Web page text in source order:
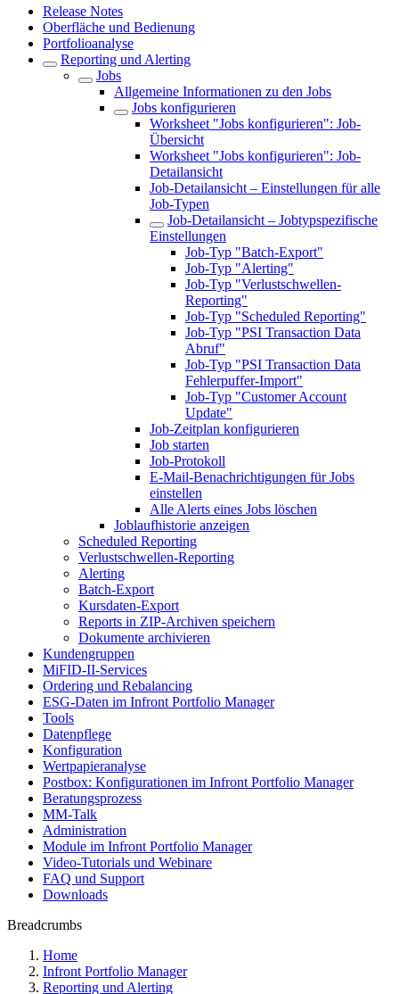
Release Notes
Oberfläche und Bedienung
Portfolioanalyse
Reporting und Alerting
Jobs
Allgemeine Informationen zu den Jobs
Jobs konfigurieren
Worksheet "Jobs konfigurieren": Job-
Übersicht
Worksheet "Jobs konfigurieren": Job-
Detailansicht
Job-Detailansicht – Einstellungen für alle
Job-Typen
Job-Detailansicht – Jobtypspezifische
Einstellungen
Job-Typ "Batch-Export"
Job-Typ "Alerting"
Job-Typ "Verlustschwellen-
Reporting"
Job-Typ "Scheduled Reporting"
Job-Typ "PSI Transaction Data
Abruf"
Job-Typ "PSI Transaction Data
Fehlerpuffer-Import"
Job-Typ "Customer Account
Update"
Job-Zeitplan konfigurieren
Job starten
Job-Protokoll
E-Mail-Benachrichtigungen für Jobs
einstellen
Alle Alerts eines Jobs löschen
Joblaufhistorie anzeigen
Scheduled Reporting
Verlustschwellen-Reporting
Alerting
Batch-Export
Kursdaten-Export
Reports in ZIP-Archiven speichern
Dokumente archivieren
Kundengruppen
MiFID-II-Services
Ordering und Rebalancing
ESG-Daten im Infront Portfolio Manager
Tools
Datenpflege
Konfiguration
Wertpapieranalyse
Postbox: Konfigurationen im Infront Portfolio Manager
Beratungsprozess
MM-Talk
Administration
Module im Infront Portfolio Manager
Video-Tutorials und Webinare
FAQ und Support
Downloads
Breadcrumbs
Home
Infront Portfolio Manager
Reporting und Alerting